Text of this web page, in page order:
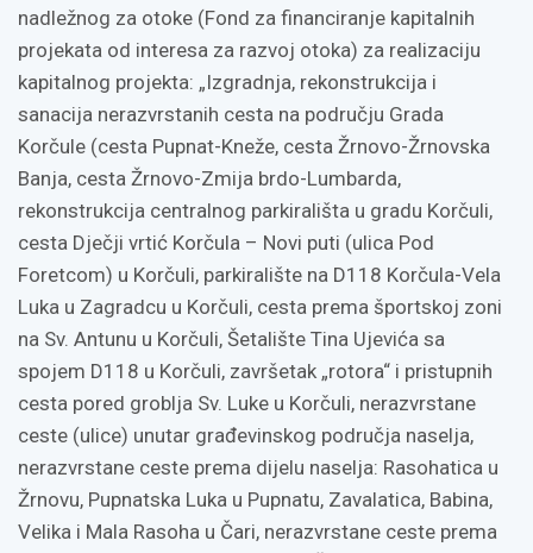
nadležnog za otoke (Fond za financiranje kapitalnih
projekata od interesa za razvoj otoka) za realizaciju
kapitalnog projekta: „Izgradnja, rekonstrukcija i
sanacija nerazvrstanih cesta na području Grada
Korčule (cesta Pupnat-Kneže, cesta Žrnovo-Žrnovska
Banja, cesta Žrnovo-Zmija brdo-Lumbarda,
rekonstrukcija centralnog parkirališta u gradu Korčuli,
cesta Dječji vrtić Korčula – Novi puti (ulica Pod
Foretcom) u Korčuli, parkiralište na D118 Korčula-Vela
Luka u Zagradcu u Korčuli, cesta prema športskoj zoni
na Sv. Antunu u Korčuli, Šetalište Tina Ujevića sa
spojem D118 u Korčuli, završetak „rotora“ i pristupnih
cesta pored groblja Sv. Luke u Korčuli, nerazvrstane
ceste (ulice) unutar građevinskog područja naselja,
nerazvrstane ceste prema dijelu naselja: Rasohatica u
Žrnovu, Pupnatska Luka u Pupnatu, Zavalatica, Babina,
Velika i Mala Rasoha u Čari, nerazvrstane ceste prema